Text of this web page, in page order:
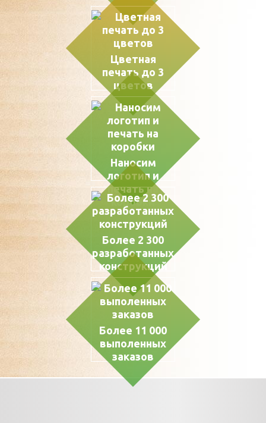
Цветная
печать до 3
цветов
Наносим
логотип и
печать на
коробки
Более 2 300
разработанных
конструкций
Более 11 000
выполенных
заказов